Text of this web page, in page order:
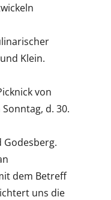
Klein.
von
d. 30.
Godesberg.
dem Betreff
uns die